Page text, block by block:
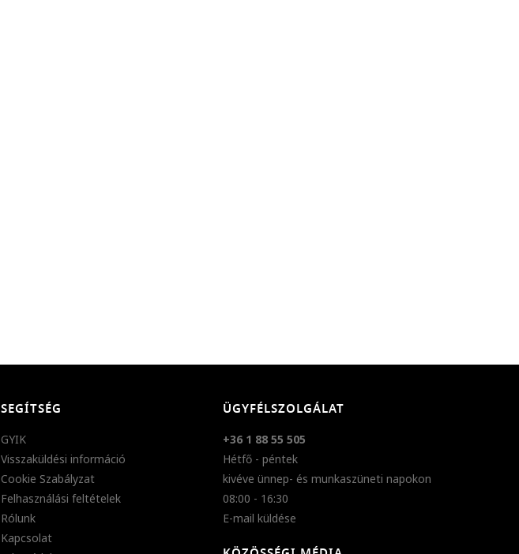
SEGÍTSÉG
GYIK
Visszaküldési információ
Cookie Szabályzat
Felhasználási feltételek
Rólunk
Kapcsolat
ÜGYFÉLSZOLGÁLAT
+36 1 88 55 505
Hétfő - péntek
kivéve ünnep- és munkaszüneti napokon
08:00 - 16:30
E-mail küldése